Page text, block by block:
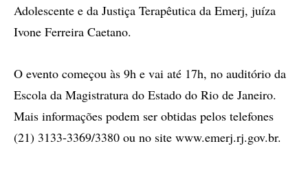
Adolescente e da Justiça Terapêutica da Emerj, juíza
Ivone Ferreira Caetano.
O evento começou às 9h e vai até 17h, no auditório da
Escola da Magistratura do Estado do Rio de Janeiro.
Mais informações podem ser obtidas pelos telefones
(21) 3133-3369/3380 ou no site www.emerj.rj.gov.br.